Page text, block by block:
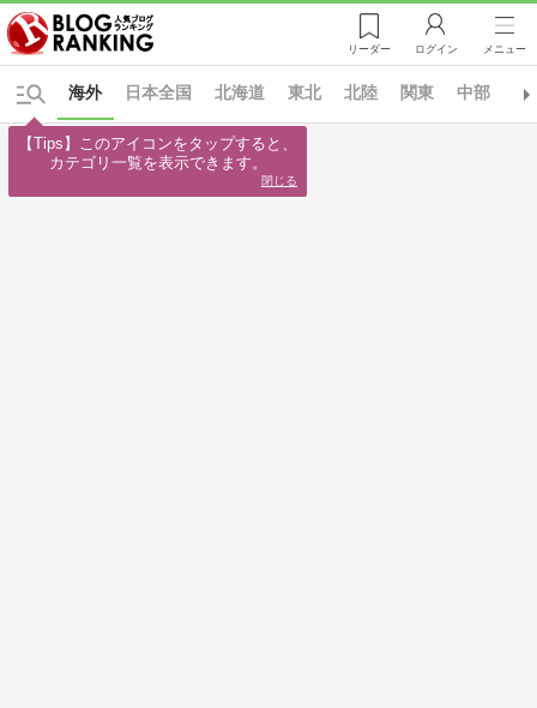
リーダー ログイン メニュー
日本全国 北海道 東北 北陸 関東 中部
海外
【Tips】このアイコンをタップすると、
カテゴリ一覧を表示できます。
閉じる